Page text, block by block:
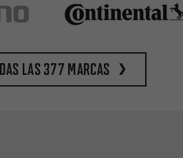
las 377 marcas